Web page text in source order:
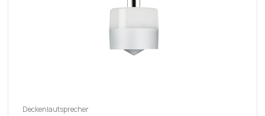
Deckenlautsprecher